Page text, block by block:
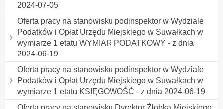
2024-07-05
Oferta pracy na stanowisku podinspektor w Wydziale
Podatków i Opłat Urzędu Miejskiego w Suwałkach w
wymiarze 1 etatu WYMIAR PODATKOWY - z dnia
2024-06-19
Oferta pracy na stanowisku podinspektor w Wydziale
Podatków i Opłat Urzędu Miejskiego w Suwałkach w
wymiarze 1 etatu KSIĘGOWOŚĆ - z dnia 2024-06-19
Oferta pracy na stanowisku Dyrektor Żłobka Miejskiego